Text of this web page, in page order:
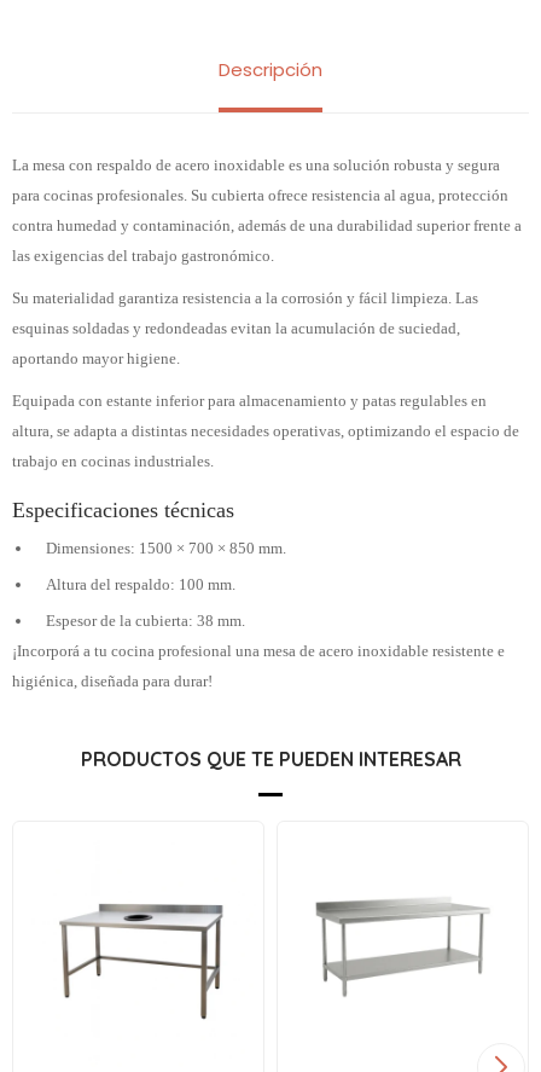
Descripción
La mesa con respaldo de acero inoxidable es una solución robusta y segura
para cocinas profesionales. Su cubierta ofrece resistencia al agua, protección
contra humedad y contaminación, además de una durabilidad superior frente a
las exigencias del trabajo gastronómico.
Su materialidad garantiza resistencia a la corrosión y fácil limpieza. Las
esquinas soldadas y redondeadas evitan la acumulación de suciedad,
aportando mayor higiene.
Equipada con estante inferior para almacenamiento y patas regulables en
altura, se adapta a distintas necesidades operativas, optimizando el espacio de
trabajo en cocinas industriales.
Especificaciones técnicas
Dimensiones: 1500 × 700 × 850 mm.
Altura del respaldo: 100 mm.
Espesor de la cubierta: 38 mm.
¡Incorporá a tu cocina profesional una mesa de acero inoxidable resistente e
higiénica, diseñada para durar!
PRODUCTOS QUE TE PUEDEN INTERESAR